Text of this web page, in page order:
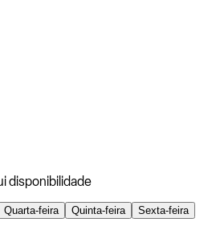
disponibilidade
Quarta-feira Quinta-feira
Sexta-feira